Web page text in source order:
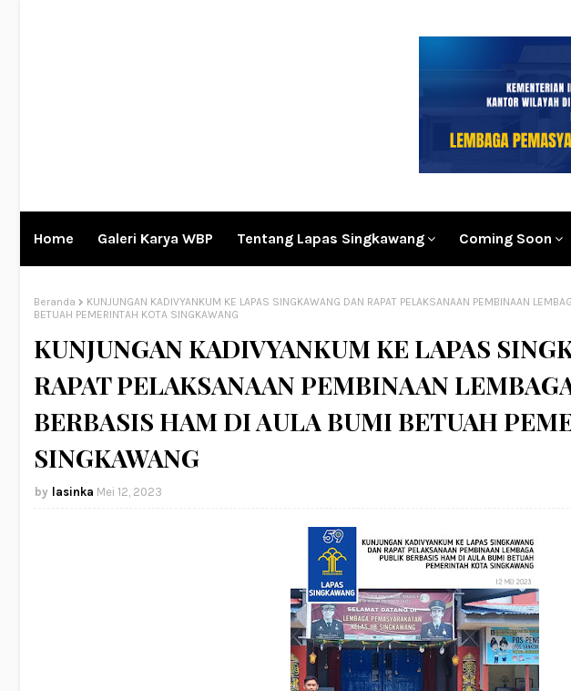
Home Galeri Karya WBP Tentang Lapas Singkawang Coming Soon
Beranda
KUNJUNGAN KADIVYANKUM KE LAPAS SINGKAWANG DAN RAPAT PELAKSANAAN PEMBINAAN
BETUAH PEMERINTAH KOTA SINGKAWANG
KUNJUNGAN KADIVYANKUM KE LAPAS
RAPAT PELAKSANAAN PEMBINAAN
BERBASIS HAM DI AULA BUMI BETUAH
SINGKAWANG
lasinka Mei 12, 2023